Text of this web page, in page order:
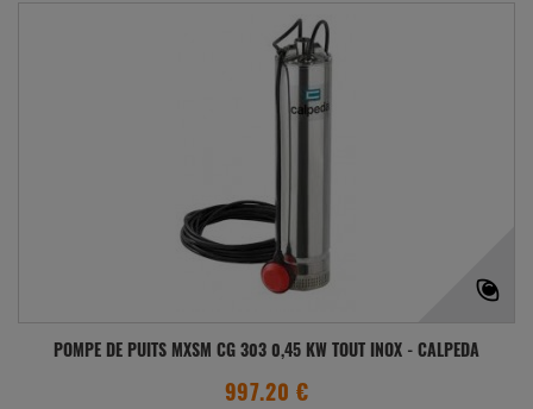
POMPE DE PUITS MXSM CG 303 0,45 KW TOUT INOX - CALPEDA
997.20 €